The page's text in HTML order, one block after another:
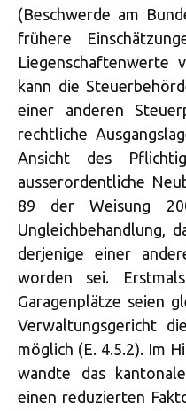
(Beschwerde am
frühere
Liegenschaftenwerte
kann die
einer anderen
rechtliche
Ansicht des
ausserordentliche
89 der Weisung
Ungleichbehandlung,
derjenige einer
worden sei.
Garagenplätze seien
Verwaltungsgericht
möglich (E. 4.5.2). Im
wandte das
einen reduzierten